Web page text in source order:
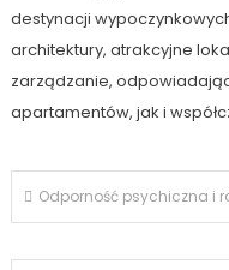
destynacji
architektury, atrakcyjne
zarządzanie,
apartamentów, jak i
Nawigacja
wpisu
Odporność psychiczna i rozwój jako fundament nowoczesnego